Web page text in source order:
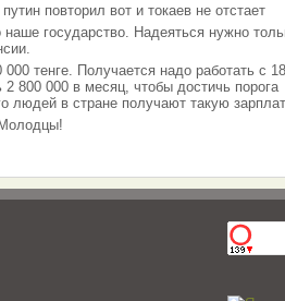
повторил вот и токаев не отстает
государство. Надеяться нужно
тенге. Получается надо работать с
800 000 в месяц, чтобы достичь порога
людей в стране получают такую